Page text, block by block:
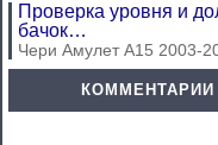
Проверка уровня и
бачок…
Чери Амулет А15 2003-